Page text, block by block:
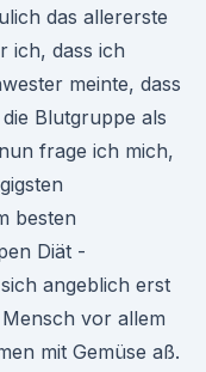
das allererste
ich, dass ich
meinte, dass
Blutgruppe als
frage ich mich,
besten
Diät -
angeblich erst
vor allem
mit Gemüse aß.